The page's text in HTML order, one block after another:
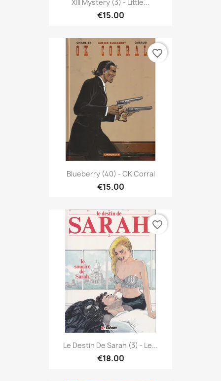
XIII Mystery (3) - Little...
€15.00
Blueberry (40) - OK Corral
€15.00
favorite_border
Le Destin De Sarah (3) - Le...
€18.00
favorite_border